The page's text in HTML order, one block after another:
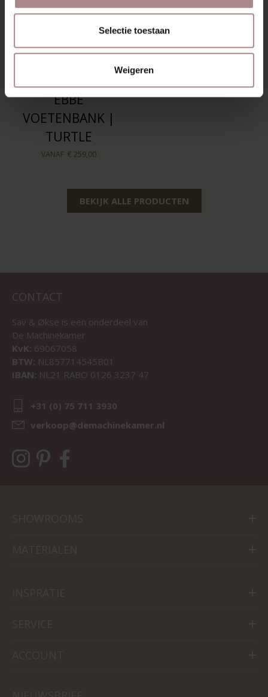
Selectie toestaan
Weigeren
EBBE
VOETENBANK |
TURTLE
VANAF € 259,00
BEKIJK ALLE PRODUCTEN
CONTACT
Sav & Økse is een onderdeel van
De Machinekamer
KvK: 69067058
BTW: NL857714545B01
IBAN: NL21 RABO 0126 3237 47
+31 (0) 75 711 3930
verkoop@demachinekamer.nl